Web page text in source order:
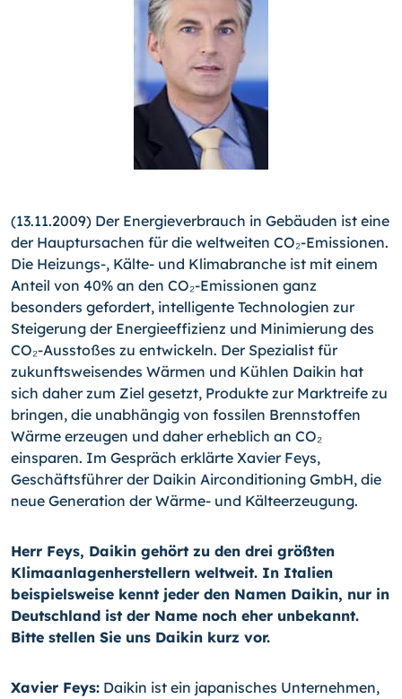
(13.11.2009) Der Energieverbrauch in Gebäuden ist eine
der Hauptursachen für die weltweiten CO₂-Emissionen.
Die Heizungs-, Kälte- und Klimabranche ist mit einem
Anteil von 40% an den CO₂-Emissionen ganz
besonders gefordert, intelligente Technologien zur
Steigerung der Energieeffizienz und Minimierung des
CO₂-Ausstoßes zu entwickeln. Der Spezialist für
zukunftsweisendes Wärmen und Kühlen Daikin hat
sich daher zum Ziel gesetzt, Produkte zur Marktreife zu
bringen, die unabhängig von fossilen Brennstoffen
Wärme erzeugen und daher erheblich an CO₂
einsparen. Im Gespräch erklärte Xavier Feys,
Geschäftsführer der Daikin Airconditioning GmbH, die
neue Generation der Wärme- und Kälteerzeugung.
Herr Feys, Daikin gehört zu den drei größten
Klimaanlagenherstellern weltweit. In Italien
beispielsweise kennt jeder den Namen Daikin, nur in
Deutschland ist der Name noch eher unbekannt.
Bitte stellen Sie uns Daikin kurz vor.
Xavier Feys: Daikin ist ein japanisches Unternehmen,